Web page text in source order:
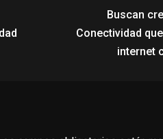
Buscan
Conectividad
internet